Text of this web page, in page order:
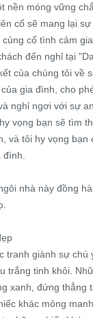
nền móng vững
cố sẽ mang lại
cố tình cảm
đến nghỉ tại
của chúng tôi về
gia đình, cho
nghỉ ngơi với sự
vọng bạn sẽ tìm
và tôi hy vọng bạn
nhà này đồng
tranh giành sự chú
trắng tinh khôi.
xanh, đứng thẳng
khác mỏng